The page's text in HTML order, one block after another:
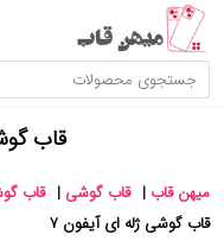
قاب
میهن قاب | قاب گوشی | قاب
قاب گوشی ژله ای آیفون ۷